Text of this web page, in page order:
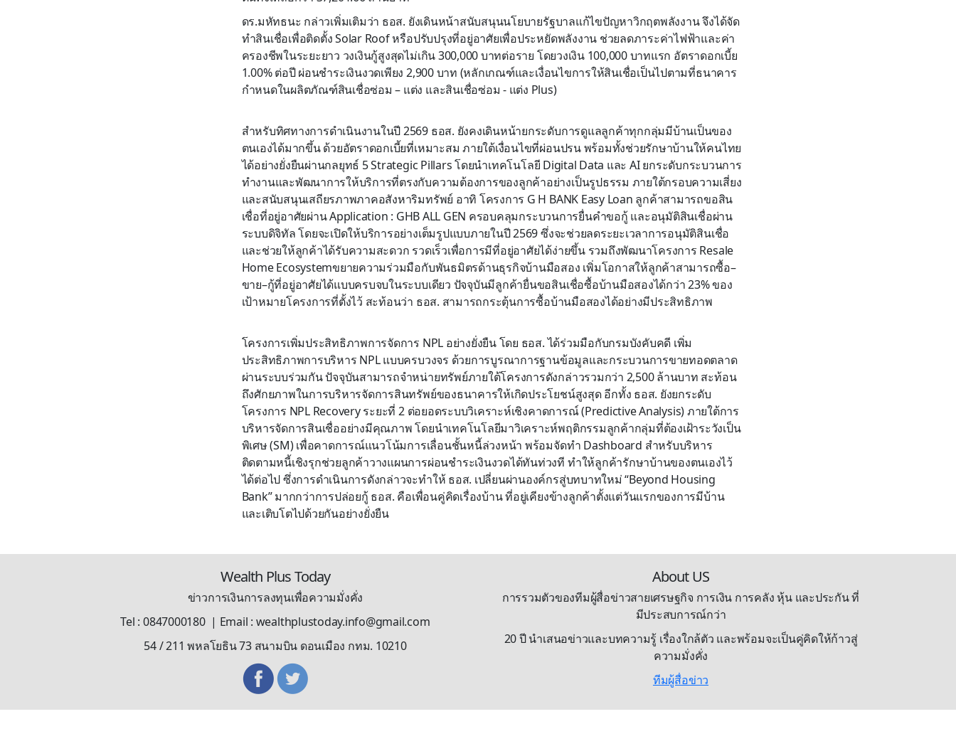
ดร.มหัทธนะ กล่าวเพิ่มเติมว่า ธอส. ยังเดินหน้าสนับสนุนนโยบายรัฐบาลแก้ไขปัญหาวิกฤตพลังงาน จึงได้จัด
ทำสินเชื่อเพื่อติดตั้ง Solar Roof หรือปรับปรุงที่อยู่อาศัยเพื่อประหยัดพลังงาน ช่วยลดภาระค่าไฟฟ้าและค่า
ครองชีพในระยะยาว วงเงินกู้สูงสุดไม่เกิน 300,000 บาทต่อราย โดยวงเงิน 100,000 บาทแรก อัตราดอกเบี้ย
1.00% ต่อปี ผ่อนชำระเงินงวดเพียง 2,900 บาท (หลักเกณฑ์และเงื่อนไขการให้สินเชื่อเป็นไปตามที่ธนาคาร
กำหนดในผลิตภัณฑ์สินเชื่อซ่อม – แต่ง และสินเชื่อซ่อม - แต่ง Plus)
สำหรับทิศทางการดำเนินงานในปี 2569 ธอส. ยังคงเดินหน้ายกระดับการดูแลลูกค้าทุกกลุ่มมีบ้านเป็นของ
ตนเองได้มากขึ้น ด้วยอัตราดอกเบี้ยที่เหมาะสม ภายใต้เงื่อนไขที่ผ่อนปรน พร้อมทั้งช่วยรักษาบ้านให้คนไทย
ได้อย่างยั่งยืนผ่านกลยุทธ์ 5 Strategic Pillars โดยนำเทคโนโลยี Digital Data และ AI ยกระดับกระบวนการ
ทำงานและพัฒนาการให้บริการที่ตรงกับความต้องการของลูกค้าอย่างเป็นรูปธรรม ภายใต้กรอบความเสี่ยง
และสนับสนุนเสถียรภาพภาคอสังหาริมทรัพย์ อาทิ โครงการ G H BANK Easy Loan ลูกค้าสามารถขอสิน
เชื่อที่อยู่อาศัยผ่าน Application : GHB ALL GEN ครอบคลุมกระบวนการยื่นคำขอกู้ และอนุมัติสินเชื่อผ่าน
ระบบดิจิทัล โดยจะเปิดให้บริการอย่างเต็มรูปแบบภายในปี 2569 ซึ่งจะช่วยลดระยะเวลาการอนุมัติสินเชื่อ
และช่วยให้ลูกค้าได้รับความสะดวก รวดเร็วเพื่อการมีที่อยู่อาศัยได้ง่ายขึ้น รวมถึงพัฒนาโครงการ Resale
Home Ecosystemขยายความร่วมมือกับพันธมิตรด้านธุรกิจบ้านมือสอง เพิ่มโอกาสให้ลูกค้าสามารถซื้อ–
ขาย–กู้ที่อยู่อาศัยได้แบบครบจบในระบบเดียว ปัจจุบันมีลูกค้ายื่นขอสินเชื่อซื้อบ้านมือสองได้กว่า 23% ของ
เป้าหมายโครงการที่ตั้งไว้ สะท้อนว่า ธอส. สามารถกระตุ้นการซื้อบ้านมือสองได้อย่างมีประสิทธิภาพ
โครงการเพิ่มประสิทธิภาพการจัดการ NPL อย่างยั่งยืน โดย ธอส. ได้ร่วมมือกับกรมบังคับคดี เพิ่ม
ประสิทธิภาพการบริหาร NPL แบบครบวงจร ด้วยการบูรณาการฐานข้อมูลและกระบวนการขายทอดตลาด
ผ่านระบบร่วมกัน ปัจจุบันสามารถจำหน่ายทรัพย์ภายใต้โครงการดังกล่าวรวมกว่า 2,500 ล้านบาท สะท้อน
ถึงศักยภาพในการบริหารจัดการสินทรัพย์ของธนาคารให้เกิดประโยชน์สูงสุด อีกทั้ง ธอส. ยังยกระดับ
โครงการ NPL Recovery ระยะที่ 2 ต่อยอดระบบวิเคราะห์เชิงคาดการณ์ (Predictive Analysis) ภายใต้การ
บริหารจัดการสินเชื่ออย่างมีคุณภาพ โดยนำเทคโนโลยีมาวิเคราะห์พฤติกรรมลูกค้ากลุ่มที่ต้องเฝ้าระวังเป็น
พิเศษ (SM) เพื่อคาดการณ์แนวโน้มการเลื่อนชั้นหนี้ล่วงหน้า พร้อมจัดทำ Dashboard สำหรับบริหาร
ติดตามหนี้เชิงรุกช่วยลูกค้าวางแผนการผ่อนชำระเงินงวดได้ทันท่วงที ทำให้ลูกค้ารักษาบ้านของตนเองไว้
ได้ต่อไป ซึ่งการดำเนินการดังกล่าวจะทำให้ ธอส. เปลี่ยนผ่านองค์กรสู่บทบาทใหม่ “Beyond Housing
Bank” มากกว่าการปล่อยกู้ ธอส. คือเพื่อนคู่คิดเรื่องบ้าน ที่อยู่เคียงข้างลูกค้าตั้งแต่วันแรกของการมีบ้าน
และเติบโตไปด้วยกันอย่างยั่งยืน
Wealth Plus Today
ข่าวการเงินการลงทุนเพื่อความมั่งคั่ง
Tel : 0847000180 | Email : wealthplustoday.info@gmail.com
54 / 211 พหลโยธิน 73 สนามบิน ดอนเมือง กทม. 10210
About US
การรวมตัวของทีมผู้สื่อข่าวสายเศรษฐกิจ การเงิน การคลัง หุ้น และประกัน ที่
มีประสบการณ์กว่า
20 ปี นำเสนอข่าวและบทความรู้ เรื่องใกล้ตัว และพร้อมจะเป็นคู่คิดให้ก้าวสู่
ความมั่งคั่ง
ทีมผู้สื่อข่าว